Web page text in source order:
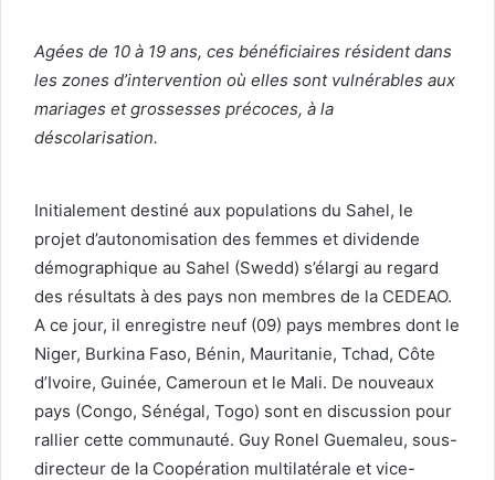
c
o
l
Agées de 10 à 19 ans, ces bénéficiaires résident dans
les zones d’intervention où elles sont vulnérables aux
mariages et grossesses précoces, à la
déscolarisation.
Initialement destiné aux populations du Sahel, le
projet d’autonomisation des femmes et dividende
démographique au Sahel (Swedd) s’élargi au regard
des résultats à des pays non membres de la CEDEAO.
A ce jour, il enregistre neuf (09) pays membres dont le
Niger, Burkina Faso, Bénin, Mauritanie, Tchad, Côte
d’Ivoire, Guinée, Cameroun et le Mali. De nouveaux
pays (Congo, Sénégal, Togo) sont en discussion pour
rallier cette communauté. Guy Ronel Guemaleu, sous-
directeur de la Coopération multilatérale et vice-